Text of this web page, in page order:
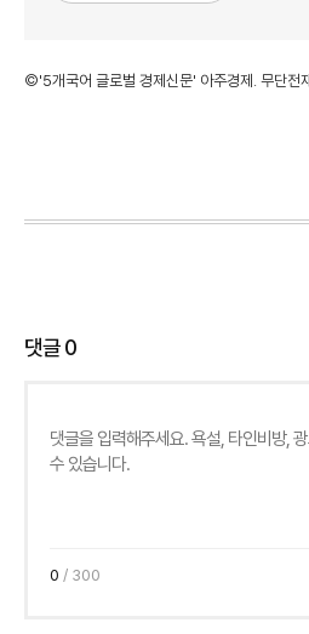
©'5개국어 글로벌 경제신문' 아주경제. 무단전
댓글0
0 / 300